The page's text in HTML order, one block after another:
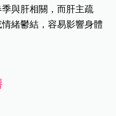
與肝相關，而肝主疏
緒鬱結，容易影響身體